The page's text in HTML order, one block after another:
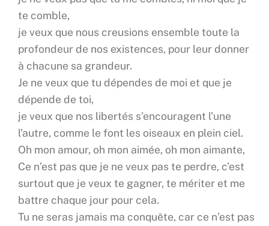
te comble,
je veux que nous creusions ensemble toute la
profondeur de nos existences, pour leur donner
à chacune sa grandeur.
Je ne veux que tu dépendes de moi et que je
dépende de toi,
je veux que nos libertés s’encouragent l’une
l’autre, comme le font les oiseaux en plein ciel.
Oh mon amour, oh mon aimée, oh mon aimante,
Ce n’est pas que je ne veux pas te perdre, c’est
surtout que je veux te gagner, te mériter et me
battre chaque jour pour cela.
Tu ne seras jamais ma conquête, car ce n’est pas